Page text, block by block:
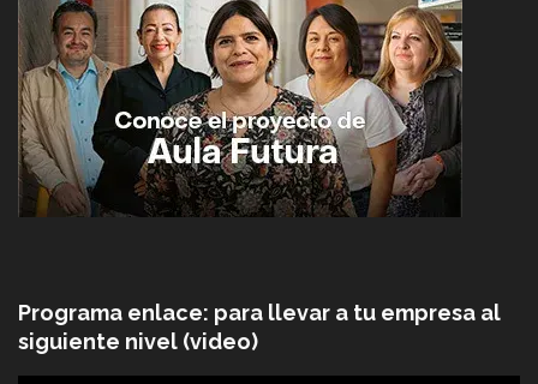
Programa enlace: para llevar a tu empresa al
siguiente nivel (video)